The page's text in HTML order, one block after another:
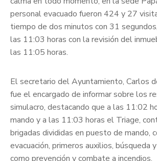
personal evacuado fueron 424 y 27
tiempo de dos minutos con 31
las 11:03 horas con la revisión del
las 11:05 horas.
El secretario del Ayuntamiento, Carlos
fue el encargado de informar sobre los
simulacro, destacando que a las 11:02
mando y a las 11:03 horas el Triage,
brigadas divididas en puesto de mando,
evacuación, primeros auxilios, búsqueda
como prevención y combate a incendios.